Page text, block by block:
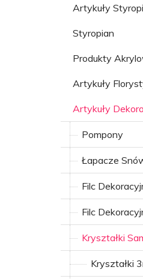
Artykuły
Styropian
Produkty
Artykuły
Artykuły
Pompony
Łapacze
Filc
Filc
Kryształki
Kryształki